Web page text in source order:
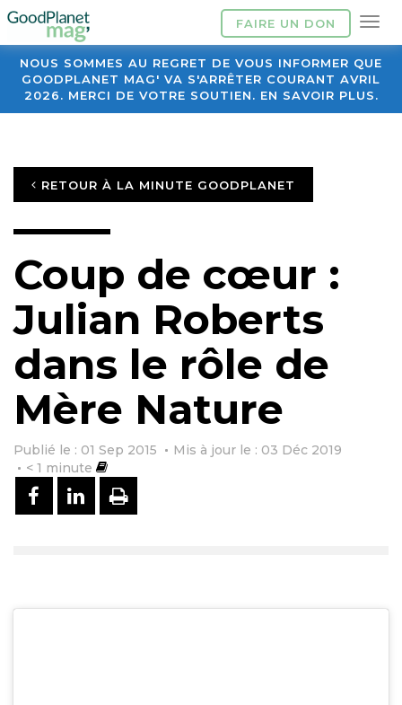
FAIRE UN DON
NOUS SOMMES AU REGRET DE VOUS INFORMER QUE
GOODPLANET MAG' VA S'ARRÊTER COURANT AVRIL
2026. MERCI DE VOTRE SOUTIEN. EN SAVOIR PLUS.
RETOUR À LA MINUTE GOODPLANET
Coup de cœur :
Julian Roberts
dans le rôle de
Mère Nature
Publié le : 01 Sep 2015
Mis à jour le : 03 Déc 2019
< 1 minute
PARTAGER SUR FACEBOOK
PARTAGER SUR LINKEDIN
IMPRIMER